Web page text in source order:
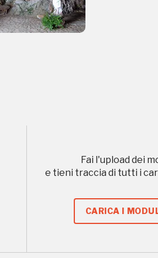
Fai l'upload dei
e tieni traccia di tutti i
CARICA I
alla newsletter
Museo
Napoli